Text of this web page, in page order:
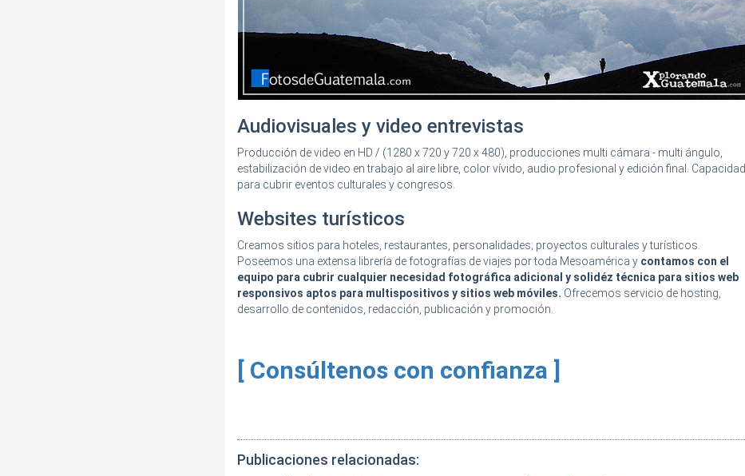
Audiovisuales y video entrevistas
Producción de video en HD / (1280 x 720 y 720 x 480), producciones multi cámara - multi ángulo,
estabilización de video en trabajo al aire libre, color vívido, audio profesional y edición final. Capacidad
para cubrir eventos culturales y congresos.
Websites turísticos
Creamos sitios para hoteles, restaurantes, personalidades; proyectos culturales y turísticos.
Poseemos una extensa librería de fotografías de viajes por toda Mesoamérica y contamos con el
equipo para cubrir cualquier necesidad fotográfica adicional y solidéz técnica para sitios web
responsivos aptos para multispositivos y sitios web móviles. Ofrecemos servicio de hosting,
desarrollo de contenidos, redacción, publicación y promoción.
[ Consúltenos con confianza ]
Publicaciones relacionadas: